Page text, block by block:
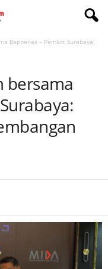
Bappenas – Pemkot Surabaya:
bersama